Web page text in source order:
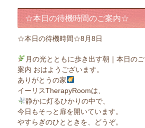
☆本日の待機時間のご案内☆
☆本日の待機時間☆8月8日
月の光とともに歩き出す朝｜本日のご
案内 おはようございます。
ありがとうの家
イーリスTherapyRoomは、
静かに灯るひかりの中で、
今日もそっと扉を開いています。
やすらぎのひとときを、どうぞ。